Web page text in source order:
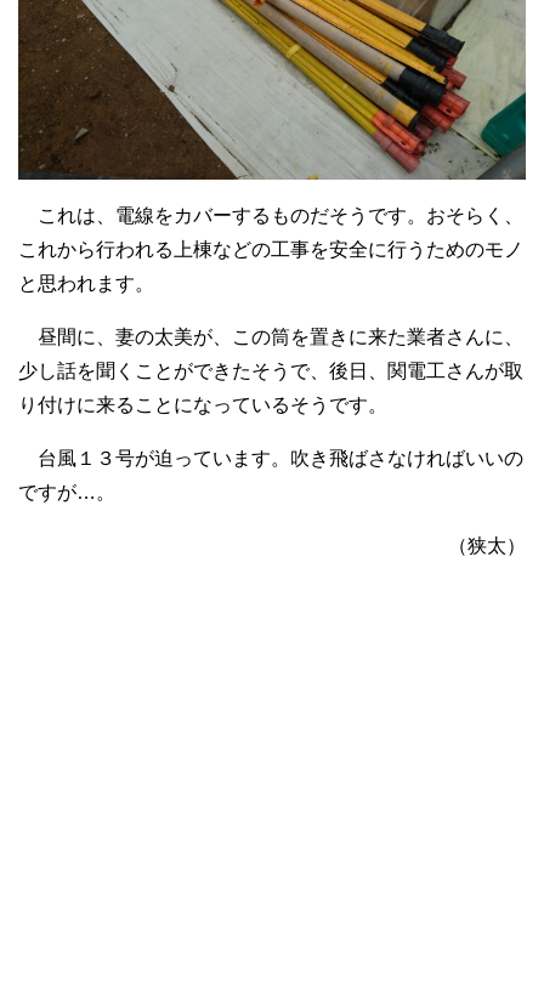
これは、電線をカバーするものだそうです。おそらく、
これから行われる上棟などの工事を安全に行うためのモノ
と思われます。
昼間に、妻の太美が、この筒を置きに来た業者さんに、
少し話を聞くことができたそうで、後日、関電工さんが取
り付けに来ることになっているそうです。
台風１３号が迫っています。吹き飛ばさなければいいの
ですが…。
（狭太）